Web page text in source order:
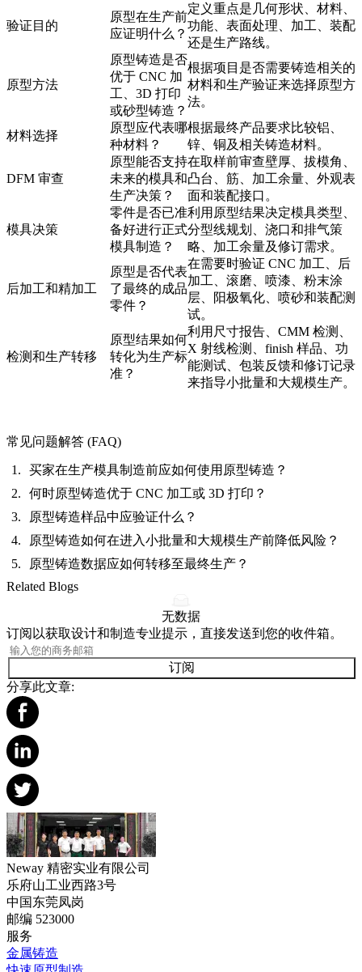
验证目的
原型在生产前
应证明什么？
定义重点是几何形状、材料、
功能、表面处理、加工、装配
还是生产路线。
原型方法
原型铸造是否
优于 CNC 加
工、3D 打印
或砂型铸造？
根据项目是否需要铸造相关的
材料和生产验证来选择原型方
法。
材料选择
原型应代表哪
种材料？
根据最终产品要求比较铝、
锌、铜及相关铸造材料。
DFM 审查
原型能否支持
未来的模具和
生产决策？
在取样前审查壁厚、拔模角、
凸台、筋、加工余量、外观表
面和装配接口。
模具决策
零件是否已准
备好进行正式
模具制造？
利用原型结果决定模具类型、
分型线规划、浇口和排气策
略、加工余量及修订需求。
后加工和精加工
原型是否代表
了最终的成品
零件？
在需要时验证 CNC 加工、后
加工、滚磨、喷漆、粉末涂
层、阳极氧化、喷砂和装配测
试。
检测和生产转移
原型结果如何
转化为生产标
准？
利用尺寸报告、CMM 检测、
X 射线检测、finish 样品、功
能测试、包装反馈和修订记录
来指导小批量和大规模生产。
常见问题解答 (FAQ)
买家在生产模具制造前应如何使用原型铸造？
何时原型铸造优于 CNC 加工或 3D 打印？
原型铸造样品中应验证什么？
原型铸造如何在进入小批量和大规模生产前降低风险？
原型铸造数据应如何转移至最终生产？
Related Blogs
无数据
订阅以获取设计和制造专业提示，直接发送到您的收件箱。
订阅
分享此文章:
Neway 精密实业有限公司
乐府山工业西路3号
中国东莞凤岗
邮编 523000
服务
金属铸造